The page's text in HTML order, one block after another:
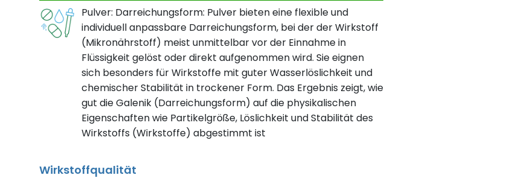
Pulver: Darreichungsform: Pulver bieten eine flexible und
individuell anpassbare Darreichungsform, bei der der Wirkstoff
(Mikronährstoff) meist unmittelbar vor der Einnahme in
Flüssigkeit gelöst oder direkt aufgenommen wird. Sie eignen
sich besonders für Wirkstoffe mit guter Wasserlöslichkeit und
chemischer Stabilität in trockener Form. Das Ergebnis zeigt, wie
gut die Galenik (Darreichungsform) auf die physikalischen
Eigenschaften wie Partikelgröße, Löslichkeit und Stabilität des
Wirkstoffs (Wirkstoffe) abgestimmt ist
Wirkstoffqualität